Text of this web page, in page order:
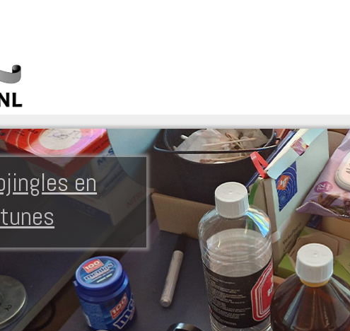
en